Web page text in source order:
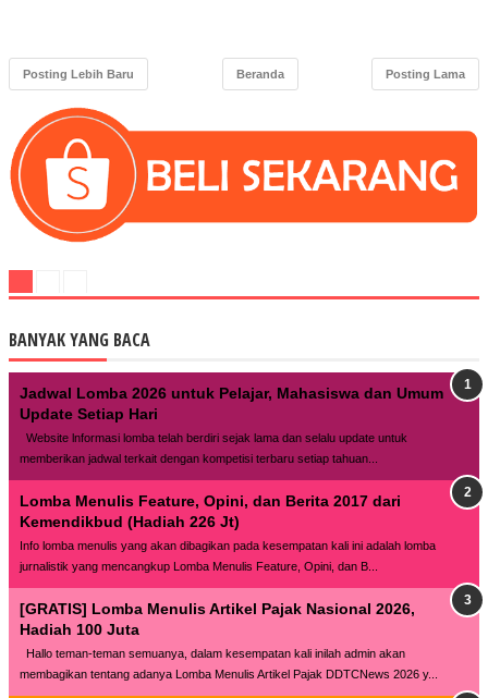
Posting Lebih Baru Posting Lama
Beranda
BANYAK YANG BACA
Jadwal Lomba 2026 untuk Pelajar, Mahasiswa dan Umum
Update Setiap Hari
Website lnformasi lomba telah berdiri sejak lama dan selalu update untuk
memberikan jadwal terkait dengan kompetisi terbaru setiap tahuan...
Lomba Menulis Feature, Opini, dan Berita 2017 dari
Kemendikbud (Hadiah 226 Jt)
Info lomba menulis yang akan dibagikan pada kesempatan kali ini adalah lomba
jurnalistik yang mencangkup Lomba Menulis Feature, Opini, dan B...
[GRATIS] Lomba Menulis Artikel Pajak Nasional 2026,
Hadiah 100 Juta
Hallo teman-teman semuanya, dalam kesempatan kali inilah admin akan
membagikan tentang adanya Lomba Menulis Artikel Pajak DDTCNews 2026 y...